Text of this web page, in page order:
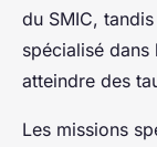
du SMIC,
spécialisé
atteindre des
Les missions